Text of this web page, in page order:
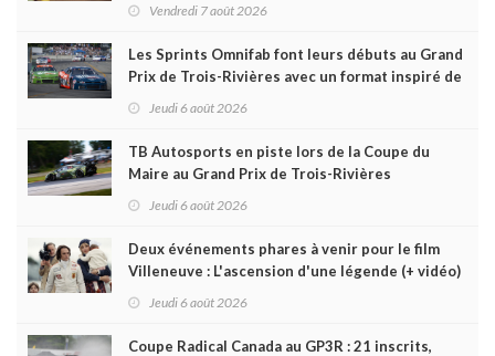
Vendredi 7 août 2026
Les Sprints Omnifab font leurs débuts au Grand
Prix de Trois-Rivières avec un format inspiré de
Jeudi 6 août 2026
TB Autosports en piste lors de la Coupe du
Maire au Grand Prix de Trois-Rivières
Jeudi 6 août 2026
Deux événements phares à venir pour le film
Villeneuve : L'ascension d'une légende (+ vidéo)
Jeudi 6 août 2026
Coupe Radical Canada au GP3R : 21 inscrits,